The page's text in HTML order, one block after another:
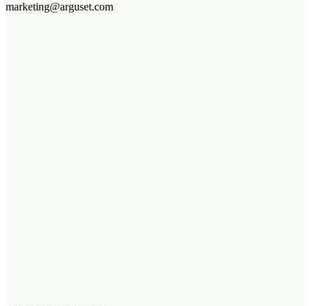
marketing@arguset.com